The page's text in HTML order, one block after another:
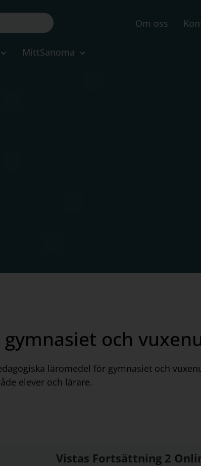
Om oss
MittSanoma
och
läromedel för gymnasiet och
elever och lärare.
Vistas Fortsättning 2